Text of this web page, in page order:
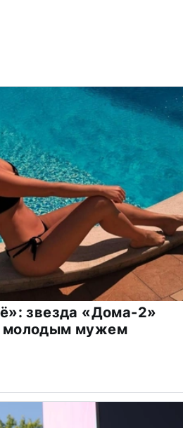
звезда «Дома-2»
молодым мужем